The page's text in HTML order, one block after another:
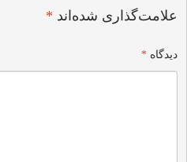
علامت‌گذاری شده‌اند *
دیدگاه*